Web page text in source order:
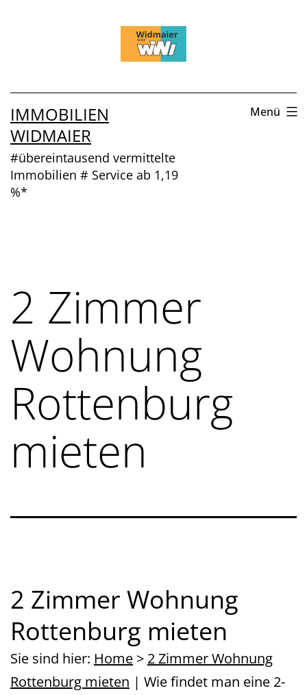
IMMOBILIEN
WIDMAIER
#übereintausend vermittelte
Immobilien # Service ab 1,19
%*
Menü
2 Zimmer
Wohnung
Rottenburg
mieten
2 Zimmer Wohnung
Rottenburg mieten
Sie sind hier: Home > 2 Zimmer Wohnung
Rottenburg mieten | Wie findet man eine 2-